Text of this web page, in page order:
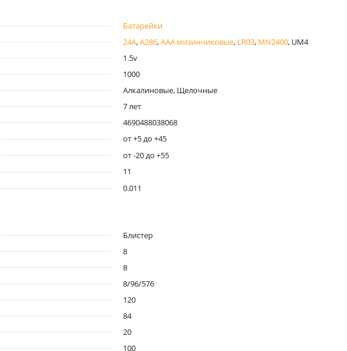
Батарейки
24A,A286,AAA мизинчиковые, LR03, MN2400, UM4
1.5v
1000
Алкалиновые, Щелочные
7 лет
4690488038068
от +5 до +45
от -20 до +55
11
0.011
Блистер
8
8
8/96/576
120
84
20
100